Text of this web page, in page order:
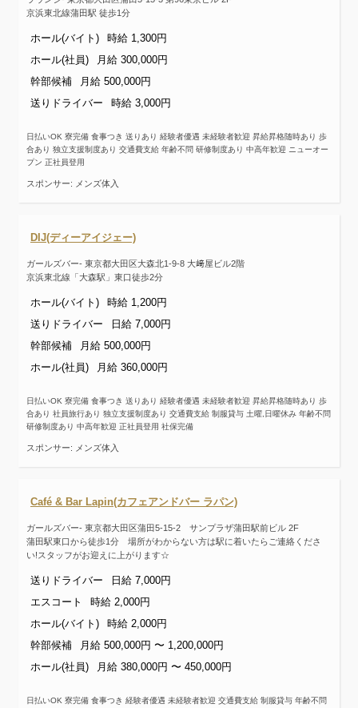
京浜東北線蒲田駅 徒歩1分
ホール(バイト)
時給 1,300円
ホール(社員)
月給 300,000円
幹部候補
月給 500,000円
送りドライバー
時給 3,000円
日払いOK 寮完備 食事つき 送りあり 経験者優遇 未経験者歓迎 昇給昇格随時あり 歩
合あり 独立支援制度あり 交通費支給 年齢不問 研修制度あり 中高年歓迎 ニューオー
プン 正社員登用
スポンサー: メンズ体入
DIJ(ディーアイジェー)
ガールズバー- 東京都大田区大森北1-9-8 大﨑屋ビル2階
京浜東北線「大森駅」東口徒歩2分
ホール(バイト)
時給 1,200円
送りドライバー
日給 7,000円
幹部候補
月給 500,000円
ホール(社員)
月給 360,000円
日払いOK 寮完備 食事つき 送りあり 経験者優遇 未経験者歓迎 昇給昇格随時あり 歩
合あり 社員旅行あり 独立支援制度あり 交通費支給 制服貸与 土曜,日曜休み 年齢不問
研修制度あり 中高年歓迎 正社員登用 社保完備
スポンサー: メンズ体入
Café & Bar Lapin(カフェアンドバー ラパン)
ガールズバー- 東京都大田区蒲田5-15-2 サンプラザ蒲田駅前ビル 2F
蒲田駅東口から徒歩1分 場所がわからない方は駅に着いたらご連絡くださ
い!スタッフがお迎えに上がります☆
送りドライバー
日給 7,000円
エスコート
時給 2,000円
ホール(バイト)
時給 2,000円
幹部候補
月給 500,000円 〜 1,200,000円
ホール(社員)
月給 380,000円 〜 450,000円
日払いOK 寮完備 食事つき 経験者優遇 未経験者歓迎 交通費支給 制服貸与 年齢不問